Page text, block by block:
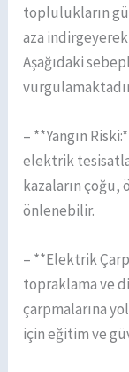
toplulukların
aza
Aşağıdaki
– **Yangın
elektrik
kazaların çoğu,
önlenebilir.
– **Elektrik
topraklama ve
çarpmalarına
için eğitim ve